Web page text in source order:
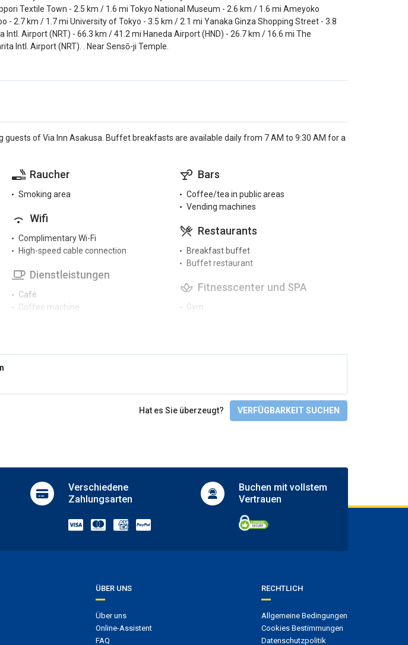
Textile Town - 2.5 km / 1.6 mi Tokyo National Museum - 2.6 km / 1.6 mi Ameyoko
- 2.7 km / 1.7 mi University of Tokyo - 3.5 km / 2.1 mi Yanaka Ginza Shopping Street - 3.8
Airport (NRT) - 66.3 km / 41.2 mi Haneda Airport (HND) - 26.7 km / 16.6 mi The
Intl. Airport (NRT). . Near Sensō-ji Temple.
guests of Via Inn Asakusa. Buffet breakfasts are available daily from 7 AM to 9:30 AM for a
Raucher
Smoking area
Wifi
Complimentary Wi-Fi
High-speed cable connection
Dienstleistungen
Café
Coffee machine
Housekeeping
Ironing service
Public bathroom
Room service
Safe
Security
Serviced office
Trouser press
Bars
Coffee/tea in public areas
Vending machines
Restaurants
Breakfast buffet
Buffet restaurant
Fitnesscenter und SPA
Gym
Zugänglichkeit
Hat es Sie überzeugt? VERFÜGBARKEIT SUCHEN
Verschiedene
Zahlungsarten
Buchen mitvollstem
Vertrauen
ÜBER UNS
Über uns
Online-Assistent
FAQ
RECHTLICH
Allgemeine Bedingungen
Cookies Bestimmungen
Datenschutzpolitik